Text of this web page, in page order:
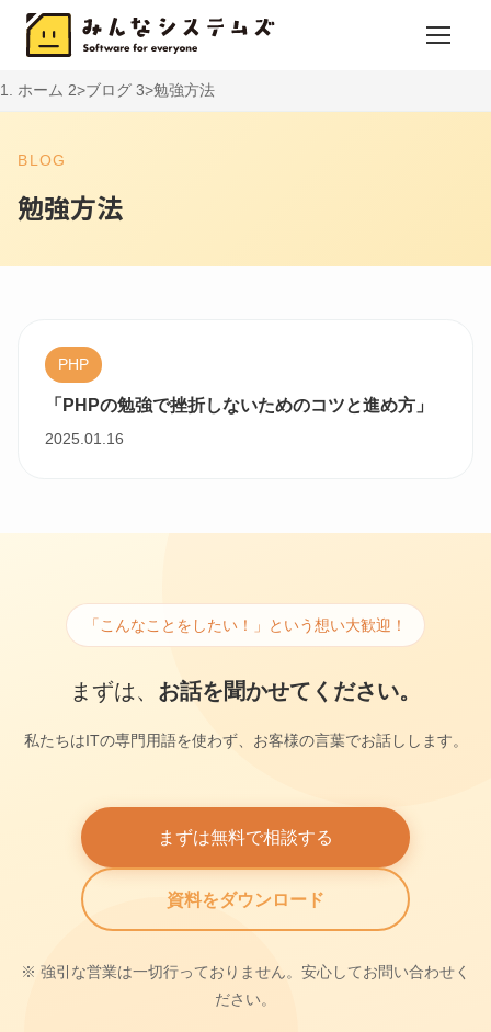
ホーム ブログ 勉強方法
BLOG
勉強方法
PHP
「PHPの勉強で挫折しないためのコツと進め方」
2025.01.16
「こんなことをしたい！」という想い大歓迎！
まずは、 お話を聞かせてください。
私たちはITの専門用語を使わず、お客様の言葉でお話しします。
まずは無料で相談する
資料をダウンロード
※ 強引な営業は一切行っておりません。安心してお問い合わせく
ださい。